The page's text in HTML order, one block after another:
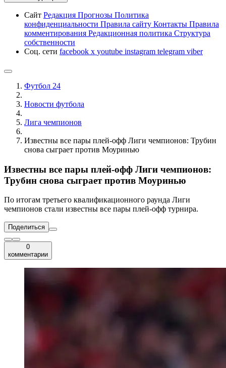
Сайт Редакция Прогнозы Политика
конфиденциальности Правила сайту Контакты Правила
комментирования Редакционная политика Структура
собственности
Соц. сети facebook x youtube instagram telegram viber
Футбол 24
Новости футбола
Лига чемпионов
Известны все пары плей-офф Лиги чемпионов: Трубин
снова сыграет против Моуринью
Известны все пары плей-офф Лиги чемпионов:
Трубин снова сыграет против Моуринью
По итогам третьего квалификационного раунда Лиги
чемпионов стали известны все пары плей-офф турнира.
Поделиться
0
комментарии